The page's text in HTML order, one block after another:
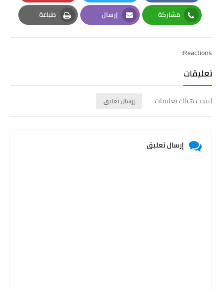
Facebook
Twitter
Pinterest
مشاركة
Whatsapp
إرسال
Email
طباعة
Print
Reactions:
تعليقات
ليست هناك تعليقات إرسال تعليق
إرسال تعليق